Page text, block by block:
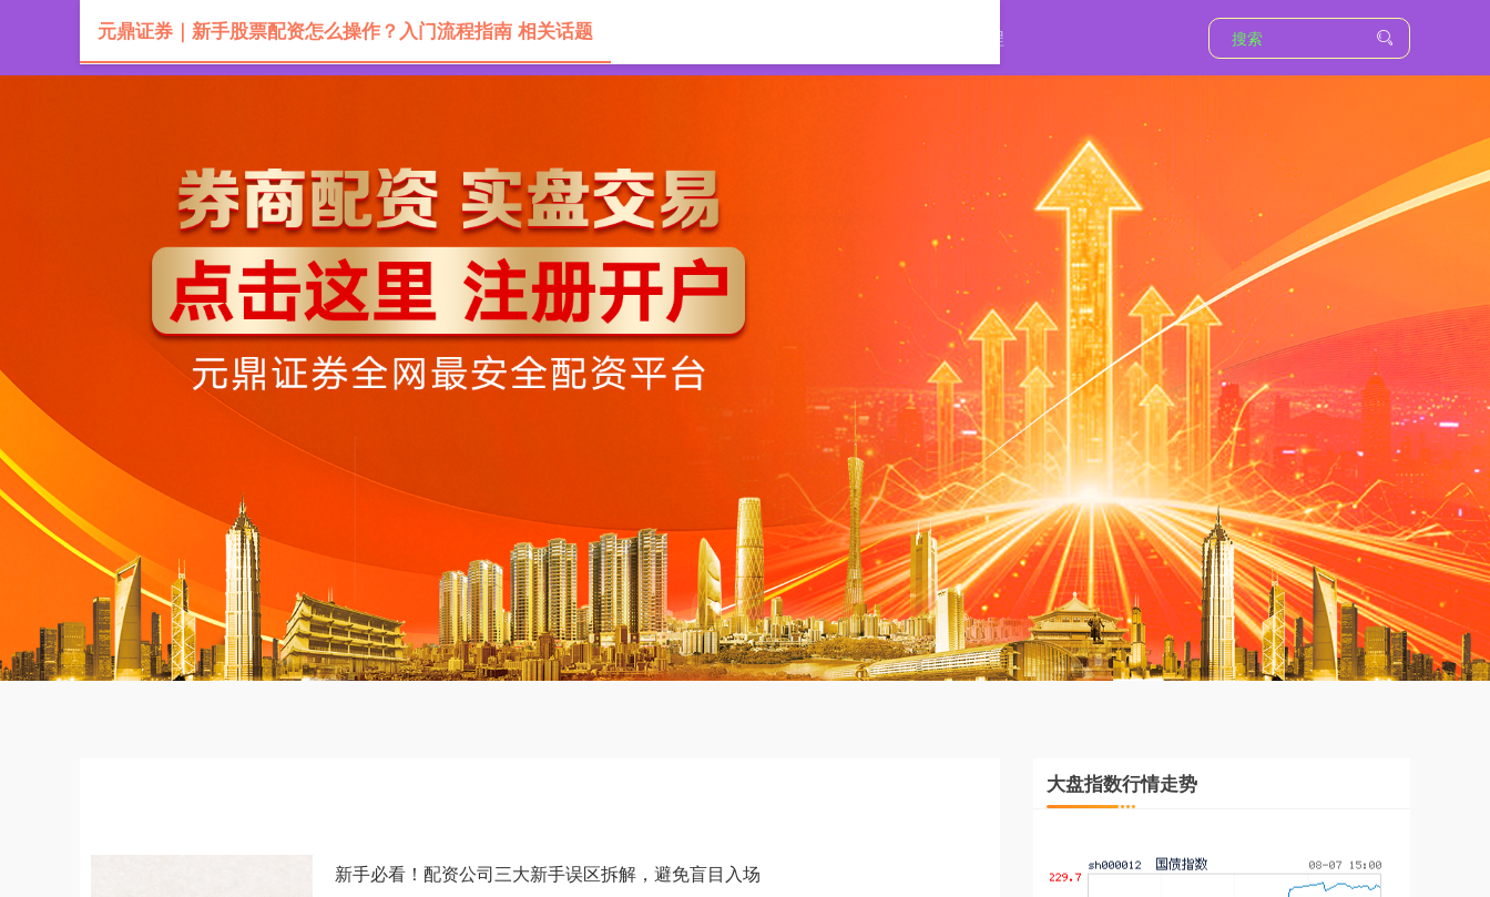
首页 入门操作流程 实操步骤教程
元鼎证券｜新手股票配资怎么操作？入门流程指南 相关话题
新手必看！配资公司三大新手误区拆解，避免盲目入场
大盘指数行情走势
北证50 1134.24 +11.37 +1.01%
创业板指 3563.12 +47.56 +1.35%